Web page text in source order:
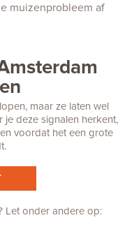
muizenprobleem af
maar ze laten wel
deze signalen herkent,
voordat het een grote
Let onder andere op: